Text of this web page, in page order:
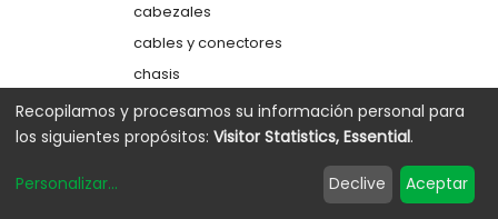
cabezales
cables y conectores
chasis
colectores
depósitos
Recopilamos y procesamos su información personal para
los siguientes propósitos: Visitor Statistics, Essential.
Personalizar... Declive Aceptar